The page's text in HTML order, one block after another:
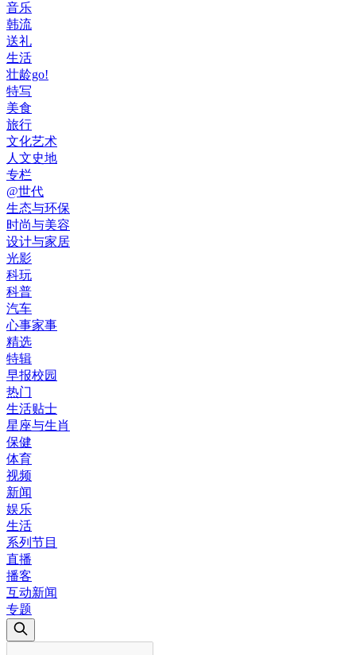
音乐
韩流
送礼
生活
壮龄go!
特写
美食
旅行
文化艺术
人文史地
专栏
@世代
生态与环保
时尚与美容
设计与家居
光影
科玩
科普
汽车
心事家事
精选
特辑
早报校园
热门
生活贴士
星座与生肖
保健
体育
视频
新闻
娱乐
生活
系列节目
直播
播客
互动新闻
专题